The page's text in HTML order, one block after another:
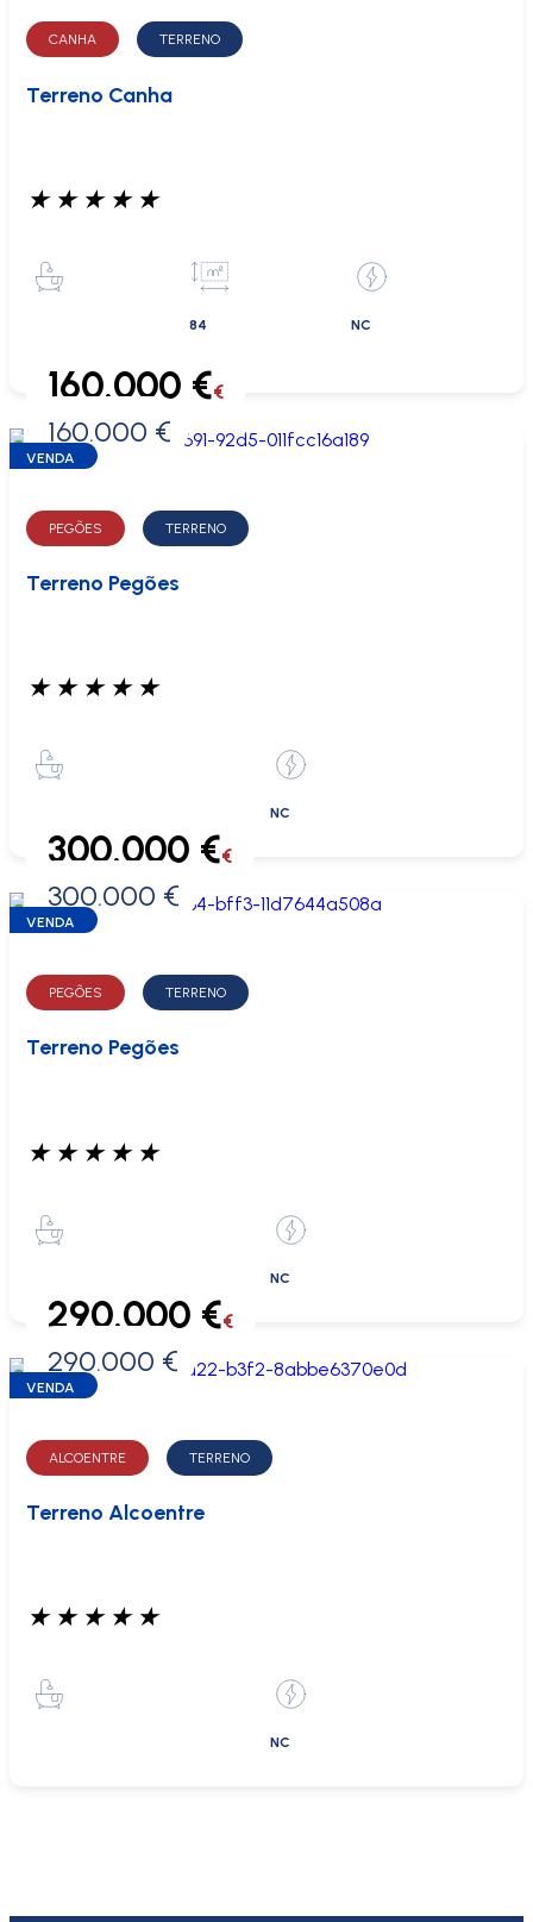
CANHA TERRENO
Terreno Canha
★ ★ ★ ★ ★
84 NC
0 €
160.000 €€
160.000 €
VENDA
PEGÕES TERRENO
Terreno Pegões
★ ★ ★ ★ ★
NC
0 €
300.000 €€
300.000 €
VENDA
PEGÕES TERRENO
Terreno Pegões
★ ★ ★ ★ ★
NC
0 €
290.000 €€
290.000 €
VENDA
ALCOENTRE TERRENO
Terreno Alcoentre
★ ★ ★ ★ ★
NC